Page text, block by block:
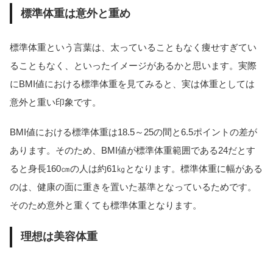
標準体重は意外と重め
標準体重という言葉は、太っていることもなく痩せすぎてい
ることもなく、といったイメージがあるかと思います。実際
にBMI値における標準体重を見てみると、実は体重としては
意外と重い印象です。
BMI値における標準体重は18.5～25の間と6.5ポイントの差が
あります。そのため、BMI値が標準体重範囲である24だとす
ると身長160㎝の人は約61㎏となります。標準体重に幅がある
のは、健康の面に重きを置いた基準となっているためです。
そのため意外と重くても標準体重となります。
理想は美容体重